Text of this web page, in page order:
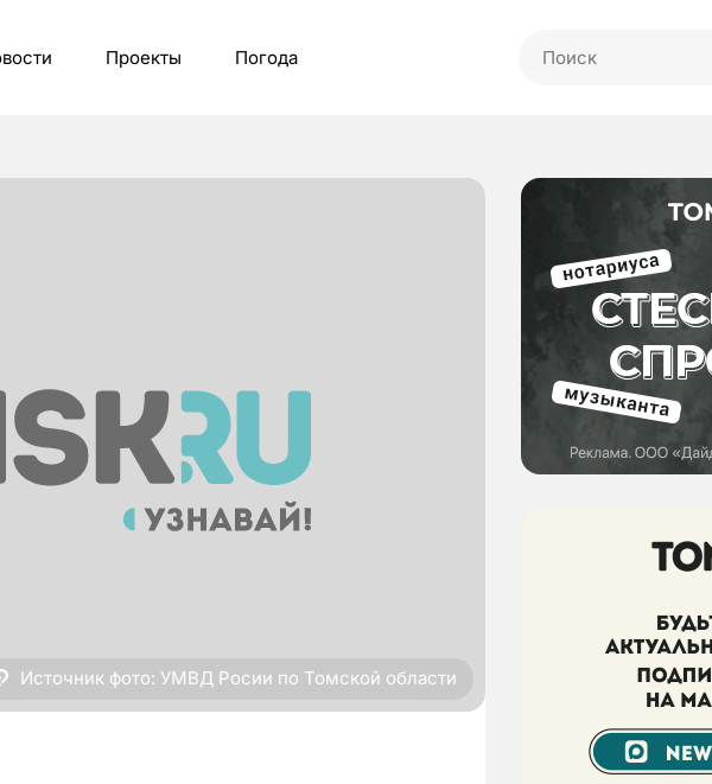
Проекты Погода
Источник фото: УМВД Росии по Томской области